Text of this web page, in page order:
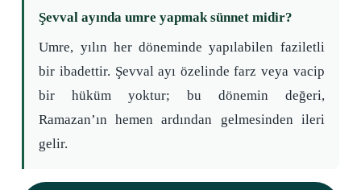
Şevval ayında umre yapmak sünnet midir?
Umre, yılın her döneminde yapılabilen faziletli
bir ibadettir. Şevval ayı özelinde farz veya vacip
bir hüküm yoktur; bu dönemin değeri,
Ramazan’ın hemen ardından gelmesinden ileri
gelir.